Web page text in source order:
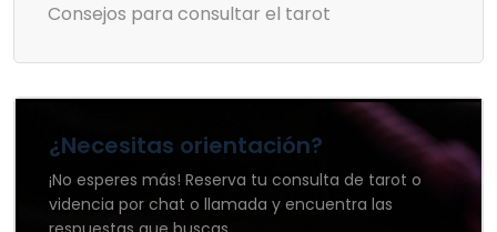
Consejos para consultar el tarot
¿Necesitas orientación?
¡No esperes más! Reserva tu consulta de tarot o
videncia por chat o llamada y encuentra las